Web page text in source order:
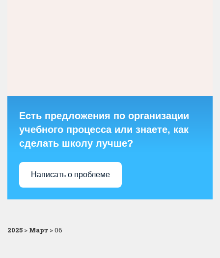
Есть предложения по организации
учебного процесса или знаете, как
сделать школу лучше?
Написать о проблеме
2025 > Март >06